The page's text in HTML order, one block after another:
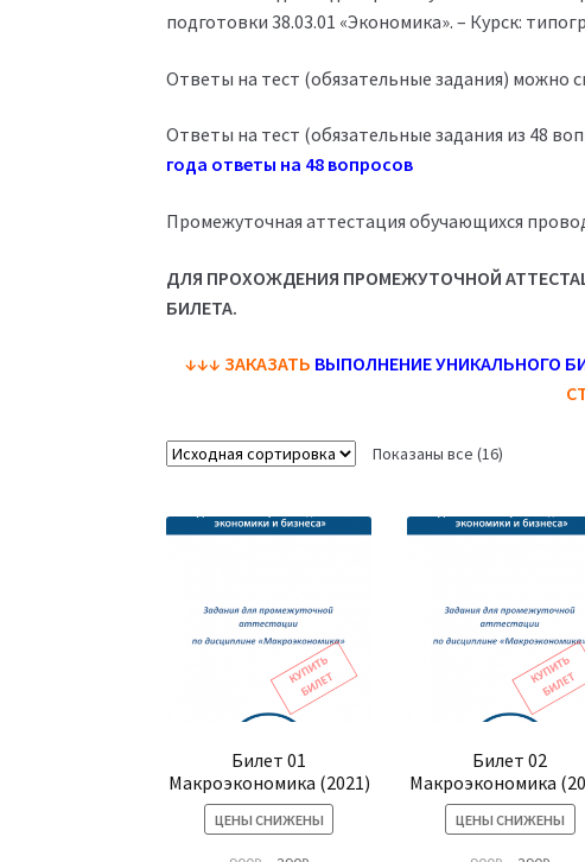
подготовки 38.03.01 «Экономика». – Курск:
Ответы на тест (обязательные задания) можно
Ответы на тест (обязательные задания из 48
года ответы на 48 вопросов
Промежуточная аттестация обучающихся
ДЛЯ ПРОХОЖДЕНИЯ ПРОМЕЖУТОЧНОЙ
БИЛЕТА.
↓↓↓ ЗАКАЗАТЬ ВЫПОЛНЕНИЕ УНИКАЛЬНОГО
Показаны все (16)
Билет 01
Макроэкономика (2021)
ЦЕНЫ СНИЖЕНЫ
Билет 02
Макроэкономика
ЦЕНЫ СНИЖЕНЫ